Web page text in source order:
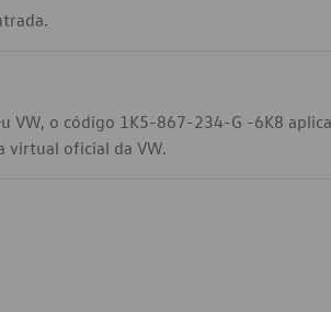
VW, o código 1K5-867-234-G -6K8
virtual oficial da VW.